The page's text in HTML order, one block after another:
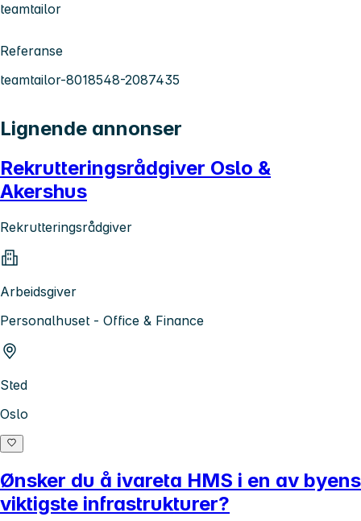
teamtailor
Referanse
teamtailor-8018548-2087435
Lignende annonser
Rekrutteringsrådgiver Oslo &
Akershus
Rekrutteringsrådgiver
Arbeidsgiver
Personalhuset - Office & Finance
Sted
Oslo
Ønsker du å ivareta HMS i en av byens
viktigste infrastrukturer?